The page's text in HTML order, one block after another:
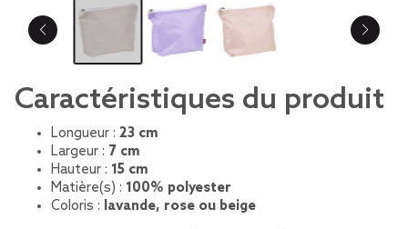
Caractéristiques du produit
Longueur : 23 cm
Largeur : 7 cm
Hauteur : 15 cm
Matière(s) : 100% polyester
Coloris : lavande, rose ou beige